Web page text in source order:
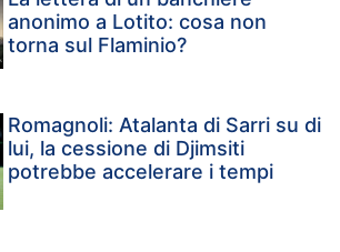
anonimo a Lotito: cosa non
torna sul Flaminio?
Romagnoli: Atalanta di Sarri su di
lui, la cessione di Djimsiti
potrebbe accelerare i tempi